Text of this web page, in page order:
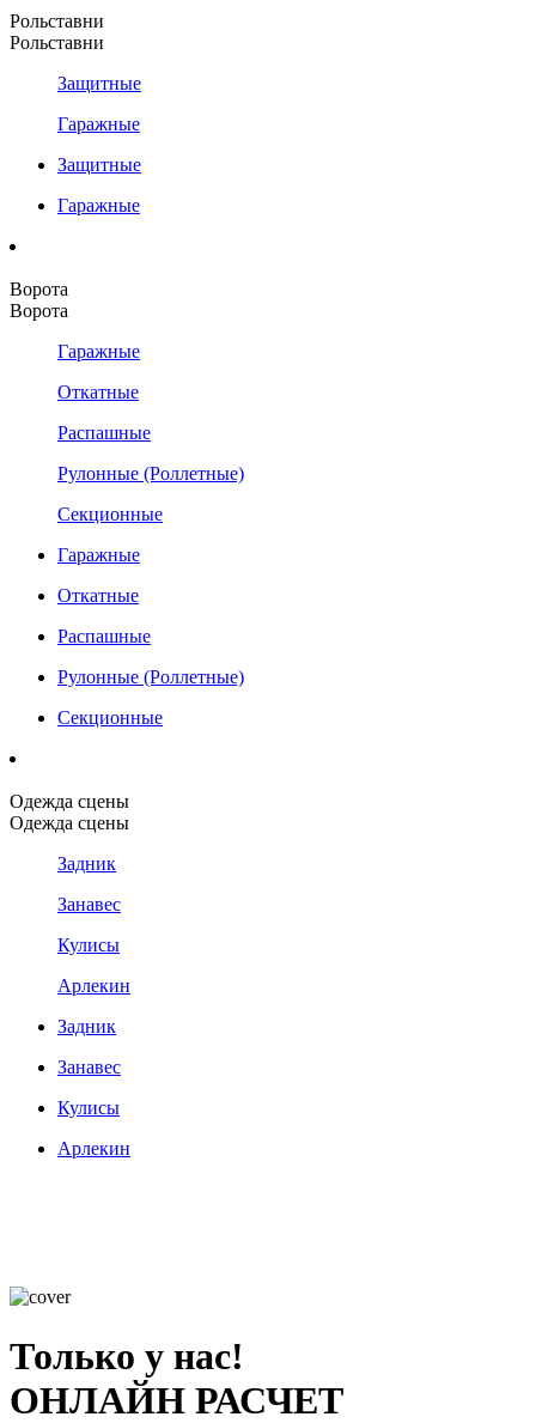
Рольставни
Рольставни
Защитные
Гаражные
Защитные
Гаражные
Ворота
Ворота
Гаражные
Откатные
Распашные
Рулонные (Роллетные)
Секционные
Гаражные
Откатные
Распашные
Рулонные (Роллетные)
Секционные
Одежда сцены
Одежда сцены
Задник
Занавес
Кулисы
Арлекин
Задник
Занавес
Кулисы
Арлекин
Только у нас!
ОНЛАЙН РАСЧЕТ